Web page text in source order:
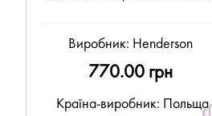
Виробник: Henderson
770.00 грн
Країна-виробник: Польща